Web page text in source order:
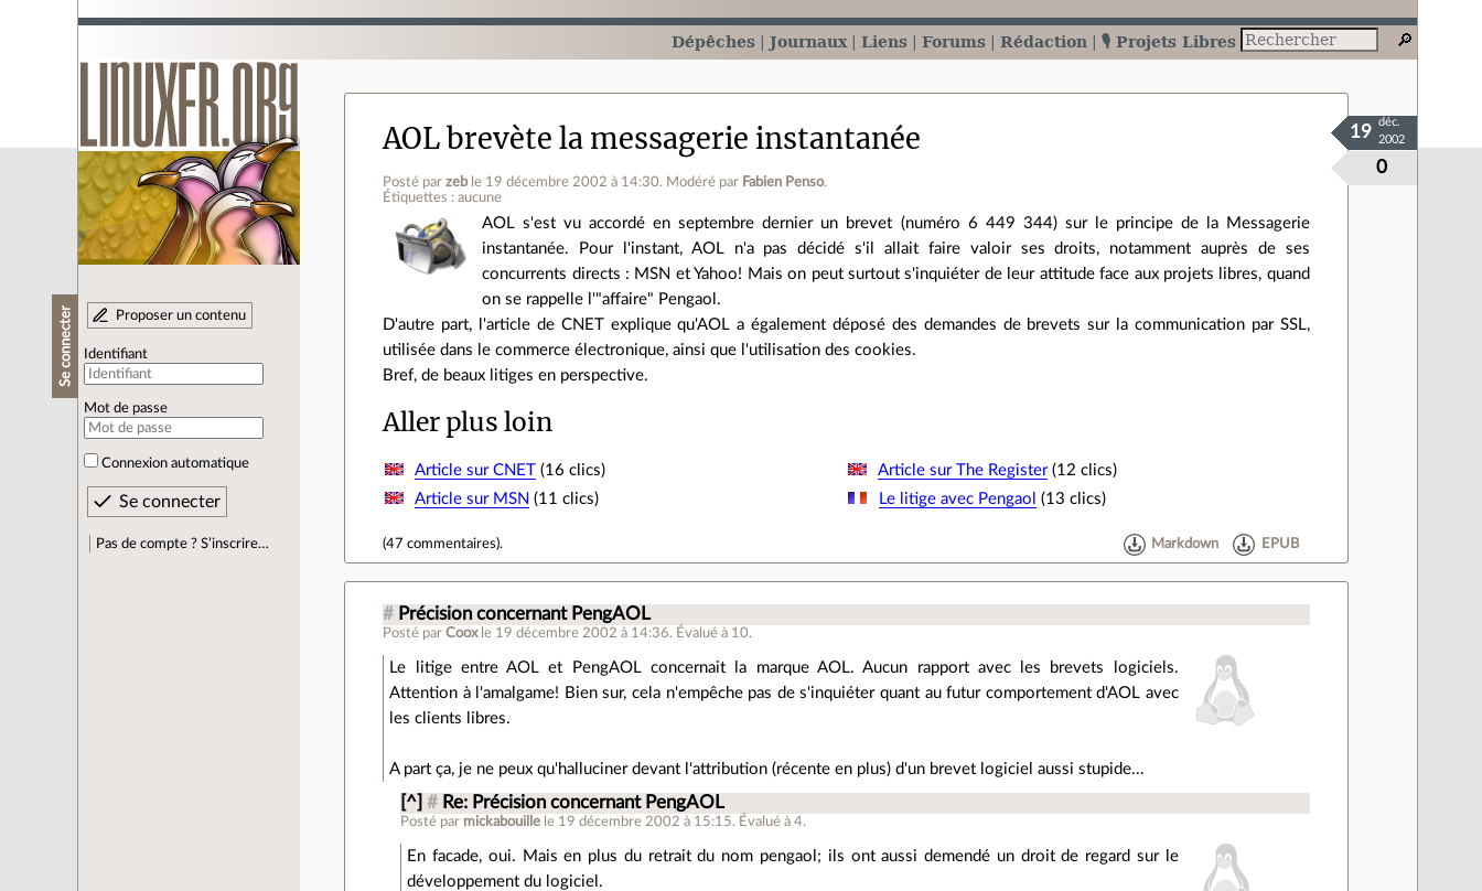
Dépêches Journaux Liens Forums Rédaction 🎙️ Projets Libres
Se connecter Proposer un contenu
Identifiant
Mot de passe
Connexion automatique
Pas de compte ? S’inscrire…
AOL brevète la messagerie instantanée
Posté parzeb le 19 décembre 2002 à 14:30. Modéré par Fabien Penso.
Étiquettes : aucune
0
19
déc.
2002
AOL s'est vu accordé en septembre dernier un brevet (numéro 6 449 344) sur le principe de la Messagerie
instantanée. Pour l'instant, AOL n'a pas décidé s'il allait faire valoir ses droits, notamment auprès de ses
concurrents directs : MSN et Yahoo! Mais on peut surtout s'inquiéter de leur attitude face aux projets libres, quand
on se rappelle l'"affaire" Pengaol.
D'autre part, l'article de CNET explique qu'AOL a également déposé des demandes de brevets sur la communication par SSL,
utilisée dans le commerce électronique, ainsi que l'utilisation des cookies.
Bref, de beaux litiges en perspective.
Aller plus loin
Article sur CNET(16 clics) Article sur The Register(12 clics)
Article sur MSN (11 clics) Le litige avec Pengaol (13 clics)
(47 commentaires). Markdown EPUB
# Précision concernant PengAOL
Posté parCoox le 19 décembre 2002 à 14:36. Évalué à 10.
Le litige entre AOL et PengAOL concernait la marqueAOL. Aucun rapport avec les brevets logiciels.
Attention à l'amalgame! Bien sur, cela n'empêche pas de s'inquiéter quant au futur comportement d'AOL avec
les clients libres.
A part ça, je ne peux qu'halluciner devant l'attribution (récente en plus) d'un brevet logiciel aussi stupide...
[^] # Re: Précision concernant PengAOL
Posté par mickabouille le 19 décembre 2002 à 15:15. Évalué à4.
En facade, oui. Mais en plus du retrait du nom pengaol; ils ont aussi demendé un droit de regard sur le
développement du logiciel.